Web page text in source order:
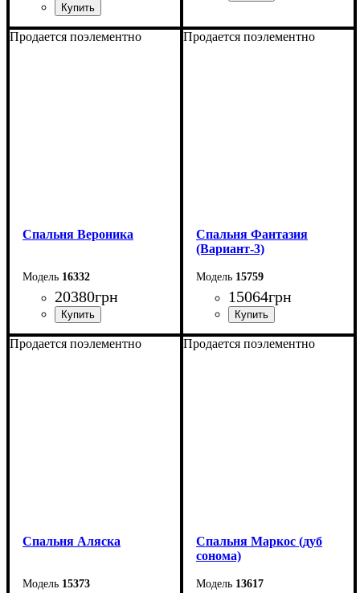
Продается поэлементно
Спальня Вероника
16332
20380грн
Продается поэлементно
Спальня Фантазия
(Вариант-3)
15759
15064грн
Продается поэлементно
Спальня Аляска
15373
Продается поэлементно
Спальня Маркос (дуб
сонома)
13617